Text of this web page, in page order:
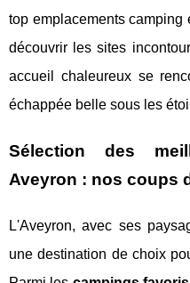
top emplacements camping
découvrir les sites
accueil chaleureux se
échappée belle sous les
Sélection des
Aveyron : nos coups
L'Aveyron, avec ses
une destination de choix